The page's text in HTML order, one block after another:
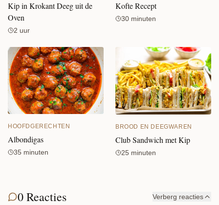
Kip in Krokant Deeg uit de
Oven
2 uur
Kofte Recept
30 minuten
HOOFDGERECHTEN
Albondigas
35 minuten
BROOD EN DEEGWAREN
Club Sandwich met Kip
25 minuten
0 Reacties Verberg reacties